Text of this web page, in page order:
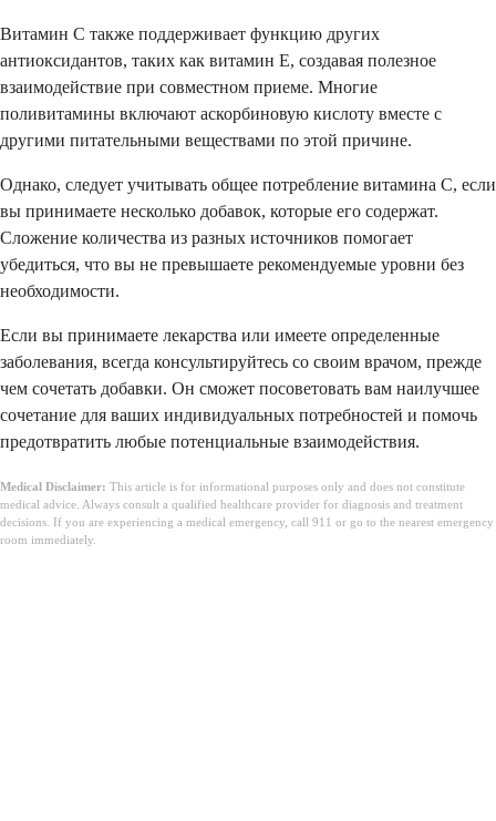
Витамин C также поддерживает функцию других
антиоксидантов, таких как витамин E, создавая полезное
взаимодействие при совместном приеме. Многие
поливитамины включают аскорбиновую кислоту вместе с
другими питательными веществами по этой причине.
Однако, следует учитывать общее потребление витамина C, если
вы принимаете несколько добавок, которые его содержат.
Сложение количества из разных источников помогает
убедиться, что вы не превышаете рекомендуемые уровни без
необходимости.
Если вы принимаете лекарства или имеете определенные
заболевания, всегда консультируйтесь со своим врачом, прежде
чем сочетать добавки. Он сможет посоветовать вам наилучшее
сочетание для ваших индивидуальных потребностей и помочь
предотвратить любые потенциальные взаимодействия.
Medical Disclaimer: This article is for informational purposes only and does not constitute
medical advice. Always consult a qualified healthcare provider for diagnosis and treatment
decisions. If you are experiencing a medical emergency, call 911 or go to the nearest emergency
room immediately.